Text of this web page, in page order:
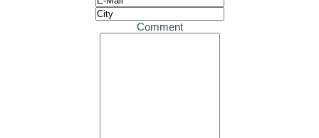
Comment